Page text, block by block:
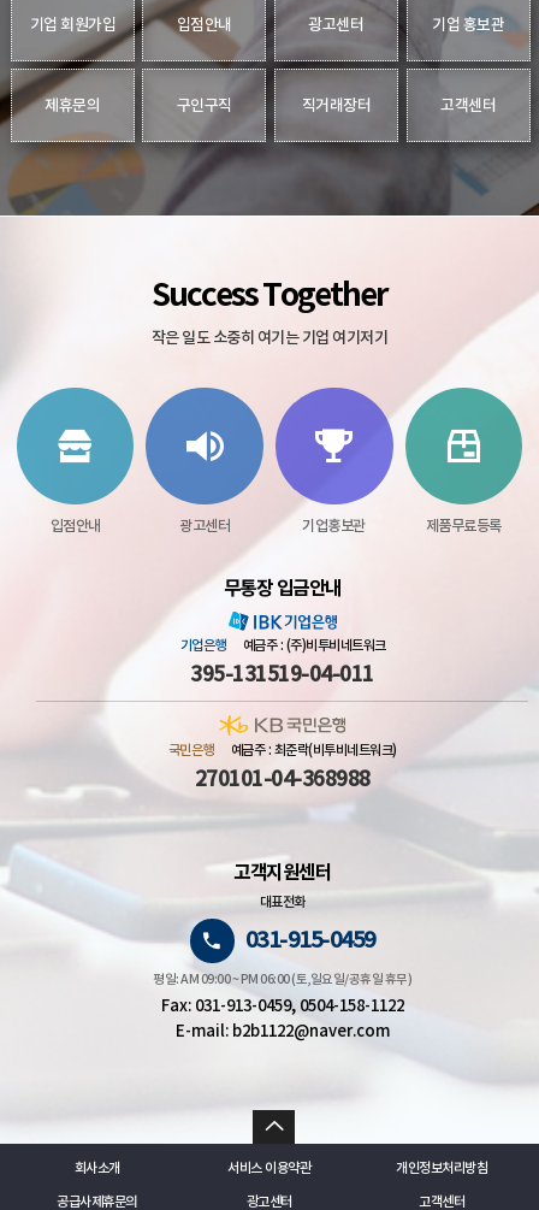
기업 회원가입 입점안내 광고센터 기업 홍보관
제휴문의 구인구직 직거래장터 고객센터
Success Together
작은 일도 소중히 여기는 기업 여기저기
입점안내 광고센터 기업홍보관 제품무료등록
무통장 입금안내
기업은행 예금주 : (주)비투비네트워크
395-131519-04-011
국민은행 예금주 : 최준락(비투비네트워크)
270101-04-368988
고객지원센터
대표전화
031-915-0459
평일: AM 09:00 ~ PM 06:00 (토,일요일/공휴일 휴무)
Fax: 031-913-0459, 0504-158-1122
E-mail: b2b1122@naver.com
회사소개 서비스 이용약관 개인정보처리방침
공급사제휴문의 광고센터 고객센터